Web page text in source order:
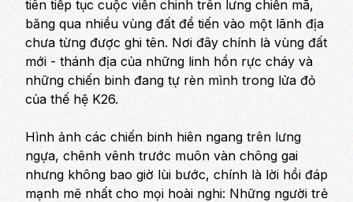
tiên tiếp tục cuộc viễn chinh trên lưng chiến mã,
băng qua nhiều vùng đất để tiến vào một lãnh địa
chưa từng được ghi tên. Nơi đây chính là vùng đất
mới - thánh địa của những linh hồn rực cháy và
những chiến binh đang tự rèn mình trong lửa đỏ
của thế hệ K26.
Hình ảnh các chiến binh hiên ngang trên lưng
ngựa, chênh vênh trước muôn vàn chông gai
nhưng không bao giờ lùi bước, chính là lời hồi đáp
mạnh mẽ nhất cho mọi hoài nghi: Những người trẻ